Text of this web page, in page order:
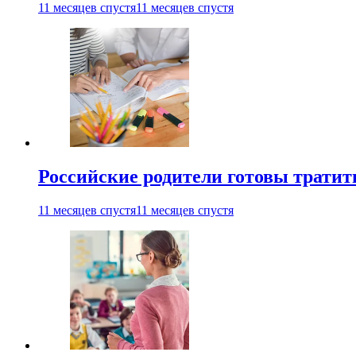
11 месяцев спустя11 месяцев спустя
Российские родители готовы
11 месяцев спустя11 месяцев спустя